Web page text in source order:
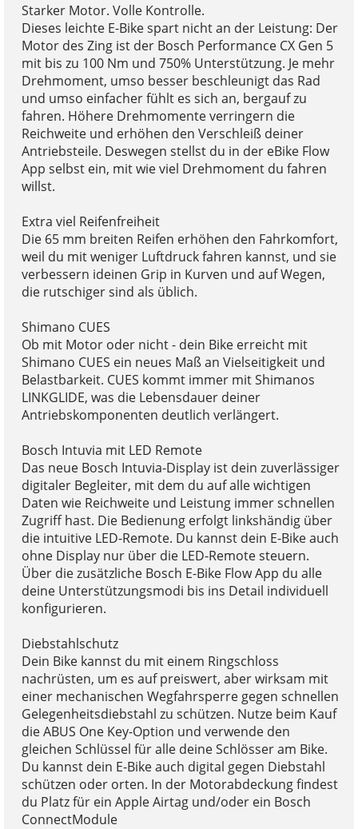
Starker Motor. Volle Kontrolle.
Dieses leichte E-Bike spart nicht an der Leistung: Der
Motor des Zing ist der Bosch Performance CX Gen 5
mit bis zu 100 Nm und 750% Unterstützung. Je mehr
Drehmoment, umso besser beschleunigt das Rad
und umso einfacher fühlt es sich an, bergauf zu
fahren. Höhere Drehmomente verringern die
Reichweite und erhöhen den Verschleiß deiner
Antriebsteile. Deswegen stellst du in der eBike Flow
App selbst ein, mit wie viel Drehmoment du fahren
willst.
Extra viel Reifenfreiheit
Die 65 mm breiten Reifen erhöhen den Fahrkomfort,
weil du mit weniger Luftdruck fahren kannst, und sie
verbessern ideinen Grip in Kurven und auf Wegen,
die rutschiger sind als üblich.
Shimano CUES
Ob mit Motor oder nicht - dein Bike erreicht mit
Shimano CUES ein neues Maß an Vielseitigkeit und
Belastbarkeit. CUES kommt immer mit Shimanos
LINKGLIDE, was die Lebensdauer deiner
Antriebskomponenten deutlich verlängert.
Bosch Intuvia mit LED Remote
Das neue Bosch Intuvia-Display ist dein zuverlässiger
digitaler Begleiter, mit dem du auf alle wichtigen
Daten wie Reichweite und Leistung immer schnellen
Zugriff hast. Die Bedienung erfolgt linkshändig über
die intuitive LED-Remote. Du kannst dein E-Bike auch
ohne Display nur über die LED-Remote steuern.
Über die zusätzliche Bosch E-Bike Flow App du alle
deine Unterstützungsmodi bis ins Detail individuell
konfigurieren.
Diebstahlschutz
Dein Bike kannst du mit einem Ringschloss
nachrüsten, um es auf preiswert, aber wirksam mit
einer mechanischen Wegfahrsperre gegen schnellen
Gelegenheitsdiebstahl zu schützen. Nutze beim Kauf
die ABUS One Key-Option und verwende den
gleichen Schlüssel für alle deine Schlösser am Bike.
Du kannst dein E-Bike auch digital gegen Diebstahl
schützen oder orten. In der Motorabdeckung findest
du Platz für ein Apple Airtag und/oder ein Bosch
ConnectModule